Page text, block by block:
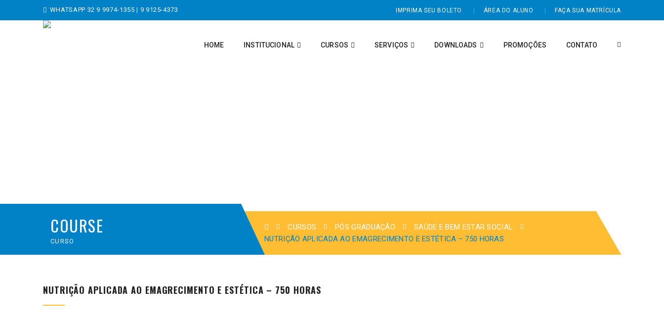
WHATSAPP 32 9 9974-1355| 9 9125-4373 IMPRIMA SEU BOLETO ÁREA DO ALUNO FAÇA SUA MATRÍCULA
HOME INSTITUCIONAL CURSOS SERVIÇOS DOWNLOADS PROMOÇÕES CONTATO
COURSE
CURSO
CURSOS PÓS GRADUAÇÃO
SAÚDE E BEM ESTAR SOCIAL
NUTRIÇÃO APLICADA AO EMAGRECIMENTO E ESTÉTICA – 750 HORAS
NUTRIÇÃO APLICADA AO EMAGRECIMENTO E ESTÉTICA – 750 HORAS